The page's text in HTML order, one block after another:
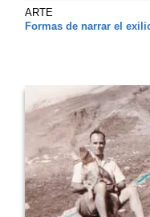
ARTE
Formas de narrar el